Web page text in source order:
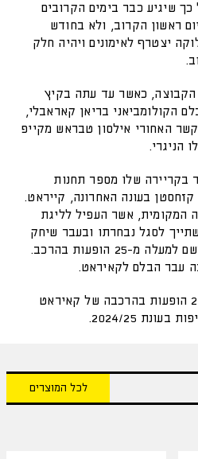
כך שיגיע כבר בימים הקרובים
ראשון הקרוב, ולא בחודש
יצטרף לאימונים ויהיה חלק
הקבוצה, כאשר עד עתה בקיץ
הקולומביאני בריאן קאראבלי,
האחורי אילסון טבראש מקייפ
הניגרי.
בן ה-28 עבר בקריירה שלו מספר תחנות
בעונה האחרונה, קייראט.
המקומית, אשר העפיל לליגת
לסגל נבחרתו ובעבר שיחק
גם באקטובה הקזחית, בה רשם למעלה מ-25 הופעות בהרכב.
עבר הבלם לקאיראט.
לוקה רשם בעונה האחרונה 21 הופעות בהרכבה של קאיראט
2024/25.
לכל המוצרים